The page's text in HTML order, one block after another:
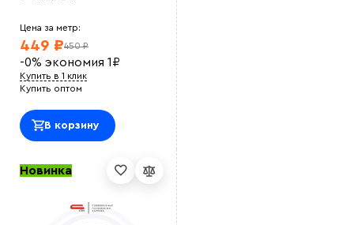
Цена за метр:
450 ₽
449 ₽
-0% экономия 1 ₽
Купить в 1 клик
Купить оптом
В корзину
Новинка